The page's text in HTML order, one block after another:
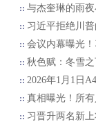
与杰奎琳的雨
习近平拒绝川普
会议内幕曝光
秋色赋：冬雪
2026年1月1日
真相曝光！所
习晋升两名新